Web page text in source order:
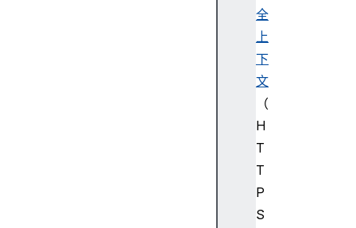
全
上
下
文
（
H
T
T
P
S